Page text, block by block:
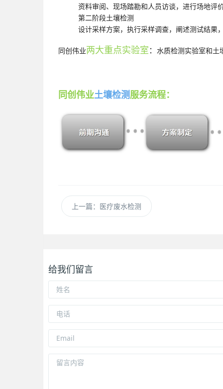
资料审阅、现场踏勘和人员访谈，进行场地评
第二阶段土壤检测
设计采样方案，执行采样调查，阐述测试结果
同创伟业两大重点实验室 ： 水质检测实验室和土
同创伟业土壤检测 服务流程：
上一篇：医疗废水检测
给我们留言